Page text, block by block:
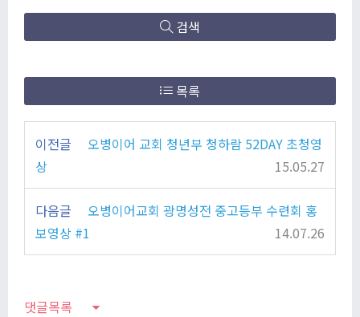
검색
목록
이전글
오병이어 교회 청년부 청하람 52DAY 초청영
상
15.05.27
다음글
오병이어교회 광명성전 중고등부 수련회 홍
보영상 #1
14.07.26
댓글목록